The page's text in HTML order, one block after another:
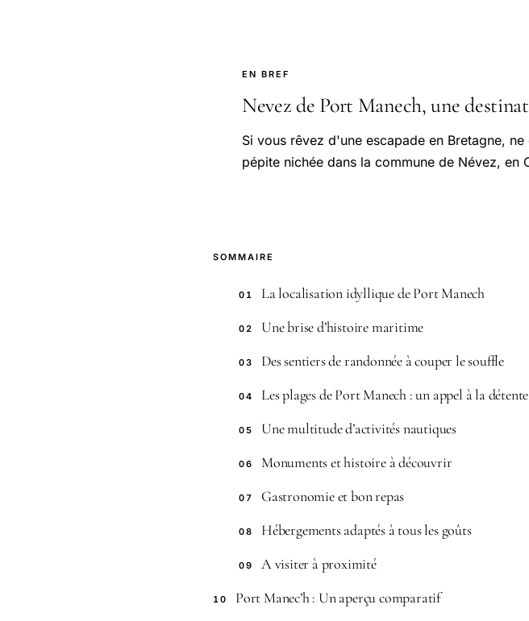
EN BREF
Nevez de Port Manech, une
Si vous rêvez d'une escapade en Bretagne,
pépite nichée dans la commune de Névez, en
SOMMAIRE
01 La localisation idyllique de Port Manech
02 Une brise d’histoire maritime
03 Des sentiers de randonnée à couper le souffle
04 Les plages de Port Manech : un appel à la détente
05 Une multitude d’activités nautiques
06 Monuments et histoire à découvrir
07 Gastronomie et bon repas
08 Hébergements adaptés à tous les goûts
09 A visiter à proximité
10 Port Manec’h : Un aperçu comparatif